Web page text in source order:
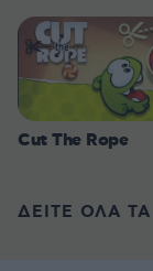
Cut The Rope
ΔΕΙΤΕ ΟΛΑ ΤΑ